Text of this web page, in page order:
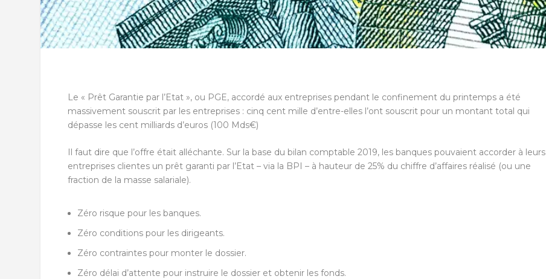
Le « Prêt Garantie par l’Etat », ou PGE, accordé aux entreprises pendant le confinement du printemps a été
massivement souscrit par les entreprises : cinq cent mille d’entre-elles l’ont souscrit pour un montant total qui
dépasse les cent milliards d’euros (100 Mds€)
Il faut dire que l’offre était alléchante. Sur la base du bilan comptable 2019, les banques pouvaient accorder à leurs
entreprises clientes un prêt garanti par l’Etat – via la BPI – à hauteur de 25% du chiffre d’affaires réalisé (ou une
fraction de la masse salariale).
Zéro risque pour les banques.
Zéro conditions pour les dirigeants.
Zéro contraintes pour monter le dossier.
Zéro délai d’attente pour instruire le dossier et obtenir les fonds.